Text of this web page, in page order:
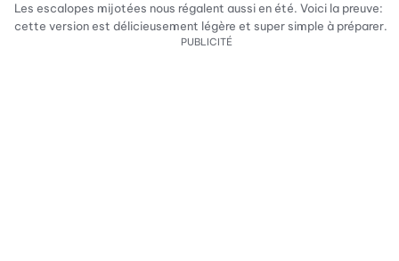
Les escalopes mijotées nous régalent aussi en été. Voici la preuve:
cette version est délicieusement légère et super simple à préparer.
PUBLICITÉ